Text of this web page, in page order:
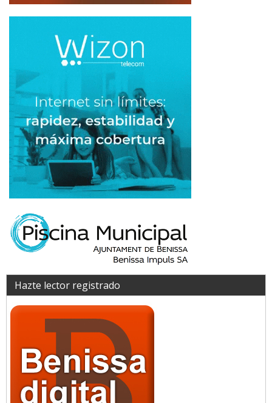
Hazte lector registrado